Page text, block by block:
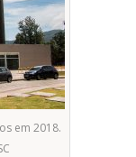
em 2018.